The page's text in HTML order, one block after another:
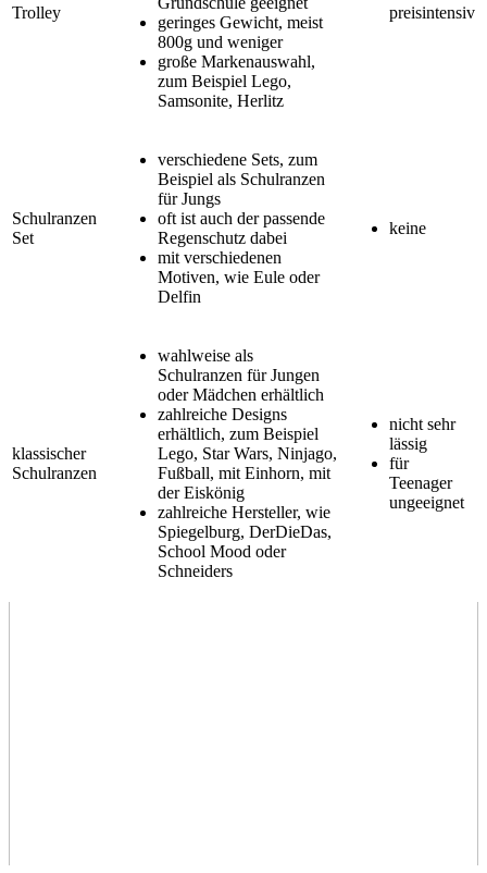
Trolley
geringes Gewicht, meist
800g und weniger
große Markenauswahl,
zum Beispiel Lego,
Samsonite, Herlitz
preisintensiv
Schulranzen
Set
verschiedene Sets, zum
Beispiel als Schulranzen
für Jungs
oft ist auch der passende
Regenschutz dabei
mit verschiedenen
Motiven, wie Eule oder
Delfin
keine
klassischer
Schulranzen
wahlweise als
Schulranzen für Jungen
oder Mädchen erhältlich
zahlreiche Designs
erhältlich, zum Beispiel
Lego, Star Wars, Ninjago,
Fußball, mit Einhorn, mit
der Eiskönig
zahlreiche Hersteller, wie
Spiegelburg, DerDieDas,
School Mood oder
Schneiders
nicht sehr
lässig
für
Teenager
ungeeignet